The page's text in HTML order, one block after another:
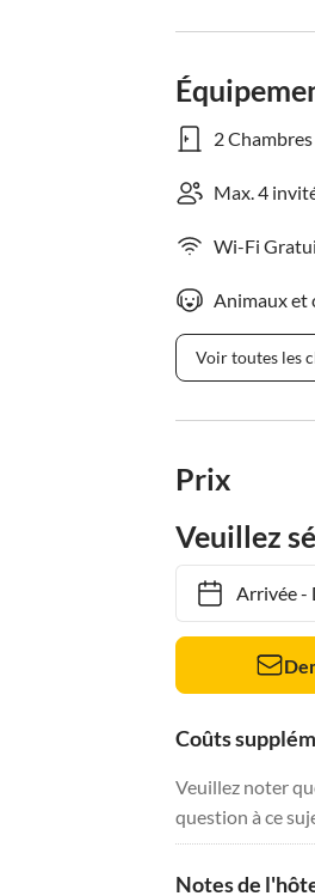
2
Max. 4
Wi-Fi
Animaux et
Voir toutes les
Prix
Veuillez
Arrivée-
Coûts
Veuillez noter
question à ce
Notes de